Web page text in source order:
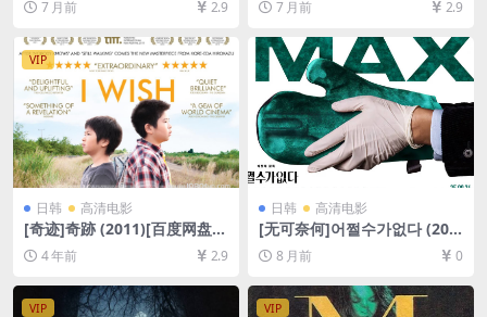
资源][网盘在线播放/下载][MP
4/7.9GB][中文字幕]
7 月前 2.9
+夸克网盘1080P超清未删减
资源][网盘在线播放/下载][MP
4/8.7GB][中文字幕]
7 月前 2.9
VIP
日韩 高清电影
[奇迹]奇跡 (2011)[百度网盘
+迅雷云盘资源1080P超清未
删减][MP4/7.3GB][日语中字]
4 年前 2.9
日韩 高清电影
[无可奈何]어쩔수가없다 (202
5)[百度网盘+夸克网盘1080P
超清未删减资源][网盘在线播
幕]
8 月前 0
VIP VIP